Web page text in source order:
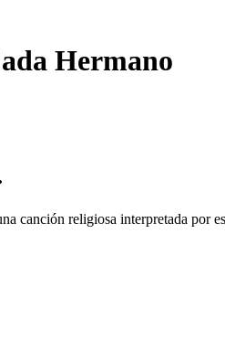
Hermano
canción religiosa interpretada por